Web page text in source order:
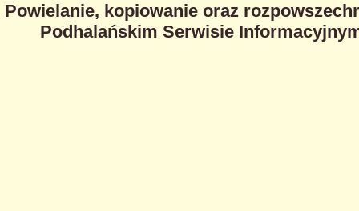
Powielanie, kopiowanie oraz
Podhalańskim Serwisie